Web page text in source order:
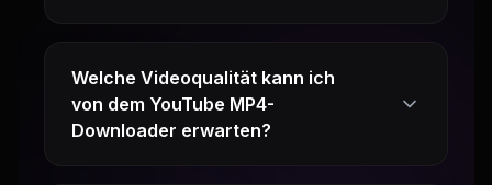
Welche Videoqualität kann ich
von dem YouTube MP4-
Downloader erwarten?